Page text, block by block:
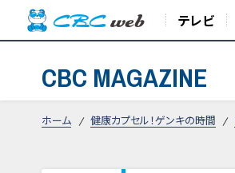
テレビ
CBC MAGAZINE
ホーム 健康カプセル！ゲンキの時間